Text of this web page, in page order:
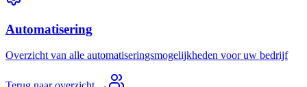
Automatisering
Overzicht van alle automatiseringsmogelijkheden voor uw bedrijf